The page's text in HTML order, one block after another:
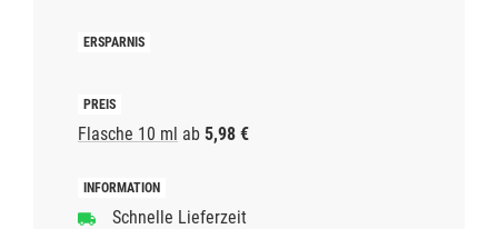
Flasche 10 ml ab 5,98 €
Schnelle Lieferzeit